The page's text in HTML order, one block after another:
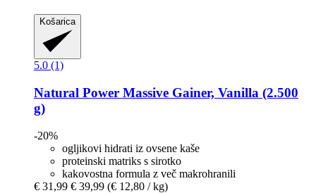
Košarica
5.0 (1)
Natural Power Massive Gainer, Vanilla (2.500
g)
-20%
ogljikovi hidrati iz ovsene kaše
proteinski matriks s sirotko
kakovostna formula z več makrohranili
€ 31,99 € 39,99 (€ 12,80 / kg)